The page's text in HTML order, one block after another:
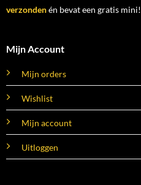
verzondenén bevat een gratis mini!
Mijn Account
Mijn orders
Wishlist
Mijn account
Uitloggen